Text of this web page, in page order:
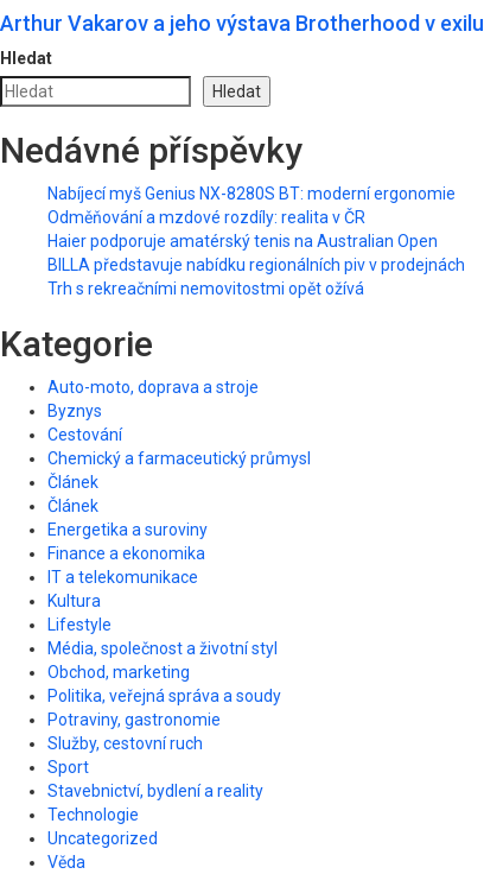
Arthur Vakarov a jeho výstava Brotherhood v exilu
Hledat
Hledat
Nedávné příspěvky
Nabíjecí myš Genius NX-8280S BT: moderní ergonomie
Odměňování a mzdové rozdíly: realita v ČR
Haier podporuje amatérský tenis na Australian Open
BILLA představuje nabídku regionálních piv v prodejnách
Trh s rekreačními nemovitostmi opět ožívá
Kategorie
Auto-moto, doprava a stroje
Byznys
Cestování
Chemický a farmaceutický průmysl
Článek
Článek
Energetika a suroviny
Finance a ekonomika
IT a telekomunikace
Kultura
Lifestyle
Média, společnost a životní styl
Obchod, marketing
Politika, veřejná správa a soudy
Potraviny, gastronomie
Služby, cestovní ruch
Sport
Stavebnictví, bydlení a reality
Technologie
Uncategorized
Věda